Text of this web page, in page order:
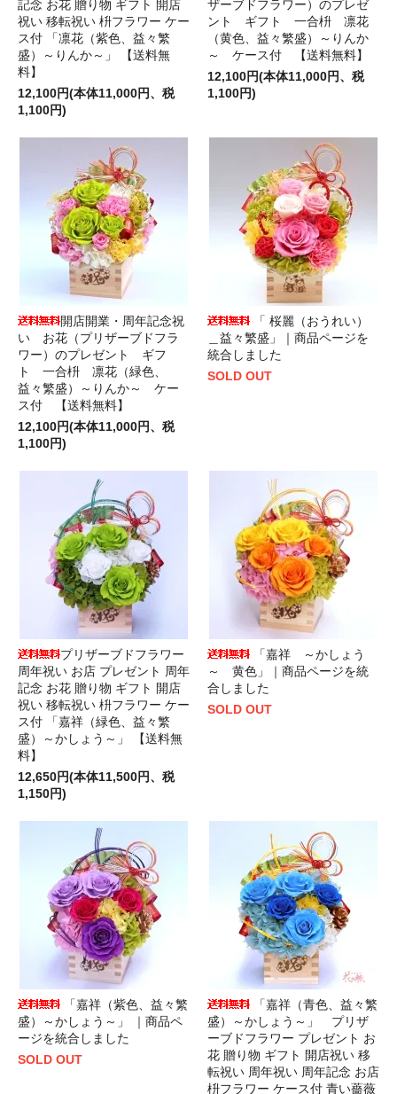
記念 お花 贈り物 ギフト 開店
祝い 移転祝い 枡フラワー ケー
ス付 「凛花（紫色、益々繁
盛）～りんか～」 【送料無
料】
12,100円(本体11,000円、税
1,100円)
ザーブドフラワー）のプレゼ
ント ギフト 一合枡 凛花
（黄色、益々繁盛）～りんか
～ ケース付 【送料無料】
12,100円(本体11,000円、税
1,100円)
開店開業・周年記念祝
い お花（プリザーブドフラ
ワー）のプレゼント ギフ
ト 一合枡 凛花（緑色、
益々繁盛）～りんか～ ケー
ス付 【送料無料】
12,100円(本体11,000円、税
1,100円)
「 桜麗（おうれい）
＿益々繁盛」｜商品ページを
統合しました
SOLD OUT
プリザーブドフラワー
周年祝い お店 プレゼント 周年
記念 お花 贈り物 ギフト 開店
祝い 移転祝い 枡フラワー ケー
ス付 「嘉祥（緑色、益々繁
盛）～かしょう～」 【送料無
料】
12,650円(本体11,500円、税
1,150円)
「嘉祥 ～かしょう
～ 黄色」｜商品ページを統
合しました
SOLD OUT
「嘉祥（紫色、益々繁
盛）～かしょう～」 ｜商品ペ
ージを統合しました
SOLD OUT
「嘉祥（青色、益々繁
盛）～かしょう～」 プリザ
ーブドフラワー プレゼント お
花 贈り物 ギフト 開店祝い 移
転祝い 周年祝い 周年記念 お店
枡フラワー ケース付 青い薔薇